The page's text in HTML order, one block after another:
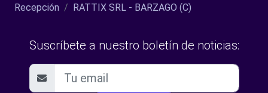
Recepción RATTIX SRL - BARZAGO (C)
Suscríbete a nuestro boletín de noticias: